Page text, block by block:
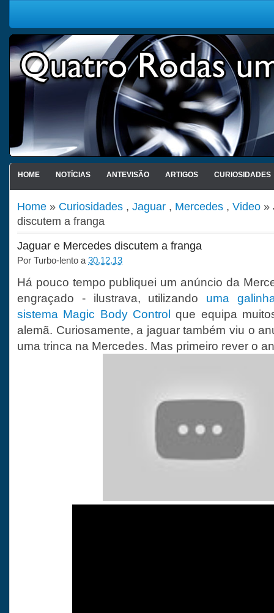
HOME NOTÍCIAS ANTEVISÃO ARTIGOS CURIOSIDADES
Home » Curiosidades , Jaguar , Mercedes , Video »
discutem a franga
Jaguar e Mercedes discutem a franga
Por Turbo-lento a 30.12.13
Há pouco tempo publiquei um anúncio da
engraçado - ilustrava, utilizando uma
sistema Magic Body Control que equipa
alemã. Curiosamente, a jaguar também viu o
uma trinca na Mercedes. Mas primeiro rever o